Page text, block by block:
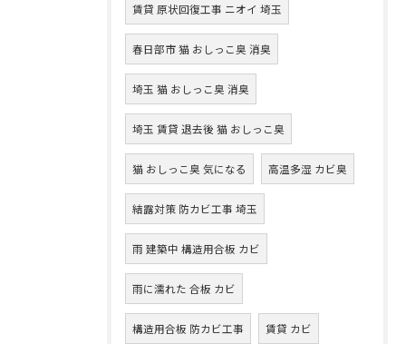
賃貸 原状回復工事 ニオイ 埼玉
春日部市 猫 おしっこ臭 消臭
埼玉 猫 おしっこ臭 消臭
埼玉 賃貸 退去後 猫 おしっこ臭
猫 おしっこ臭 気になる 高温多湿 カビ臭
結露対策 防カビ工事 埼玉
雨 建築中 構造用合板 カビ
雨に濡れた 合板 カビ
構造用合板 防カビ工事 賃貸 カビ